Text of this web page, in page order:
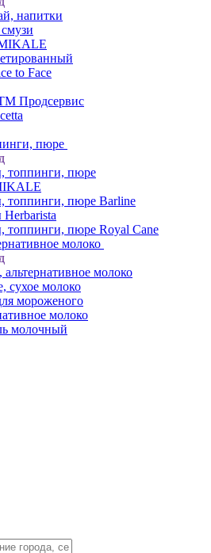
напитки
to Face
Продсервис
пюре
топпинги, пюре
топпинги, пюре Barline
топпинги, пюре Royal Cane
молоко
молоко
сухое молоко
мороженого
молоко
молочный